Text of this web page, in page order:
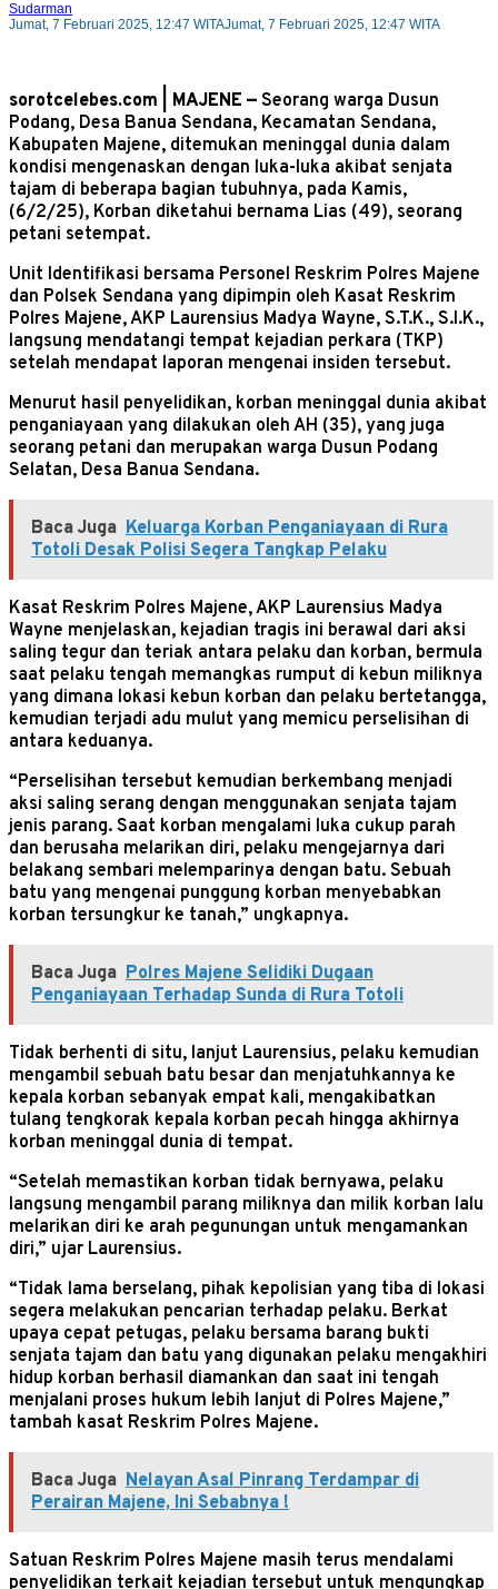
Sudarman
Jumat, 7 Februari 2025, 12:47 WITAJumat, 7 Februari 2025, 12:47 WITA
sorotcelebes.com | MAJENE — Seorang warga Dusun
Podang, Desa Banua Sendana, Kecamatan Sendana,
Kabupaten Majene, ditemukan meninggal dunia dalam
kondisi mengenaskan dengan luka-luka akibat senjata
tajam di beberapa bagian tubuhnya, pada Kamis,
(6/2/25), Korban diketahui bernama Lias (49), seorang
petani setempat.
Unit Identifikasi bersama Personel Reskrim Polres Majene
dan Polsek Sendana yang dipimpin oleh Kasat Reskrim
Polres Majene, AKP Laurensius Madya Wayne, S.T.K., S.I.K.,
langsung mendatangi tempat kejadian perkara (TKP)
setelah mendapat laporan mengenai insiden tersebut.
Menurut hasil penyelidikan, korban meninggal dunia akibat
penganiayaan yang dilakukan oleh AH (35), yang juga
seorang petani dan merupakan warga Dusun Podang
Selatan, Desa Banua Sendana.
Baca Juga Keluarga Korban Penganiayaan di Rura
Totoli Desak Polisi Segera Tangkap Pelaku
Kasat Reskrim Polres Majene, AKP Laurensius Madya
Wayne menjelaskan, kejadian tragis ini berawal dari aksi
saling tegur dan teriak antara pelaku dan korban, bermula
saat pelaku tengah memangkas rumput di kebun miliknya
yang dimana lokasi kebun korban dan pelaku bertetangga,
kemudian terjadi adu mulut yang memicu perselisihan di
antara keduanya.
“Perselisihan tersebut kemudian berkembang menjadi
aksi saling serang dengan menggunakan senjata tajam
jenis parang. Saat korban mengalami luka cukup parah
dan berusaha melarikan diri, pelaku mengejarnya dari
belakang sembari melemparinya dengan batu. Sebuah
batu yang mengenai punggung korban menyebabkan
korban tersungkur ke tanah,” ungkapnya.
Baca Juga Polres Majene Selidiki Dugaan
Penganiayaan Terhadap Sunda di Rura Totoli
Tidak berhenti di situ, lanjut Laurensius, pelaku kemudian
mengambil sebuah batu besar dan menjatuhkannya ke
kepala korban sebanyak empat kali, mengakibatkan
tulang tengkorak kepala korban pecah hingga akhirnya
korban meninggal dunia di tempat.
“Setelah memastikan korban tidak bernyawa, pelaku
langsung mengambil parang miliknya dan milik korban lalu
melarikan diri ke arah pegunungan untuk mengamankan
diri,” ujar Laurensius.
“Tidak lama berselang, pihak kepolisian yang tiba di lokasi
segera melakukan pencarian terhadap pelaku. Berkat
upaya cepat petugas, pelaku bersama barang bukti
senjata tajam dan batu yang digunakan pelaku mengakhiri
hidup korban berhasil diamankan dan saat ini tengah
menjalani proses hukum lebih lanjut di Polres Majene,”
tambah kasat Reskrim Polres Majene.
Baca Juga Nelayan Asal Pinrang Terdampar di
Perairan Majene, Ini Sebabnya !
Satuan Reskrim Polres Majene masih terus mendalami
penyelidikan terkait kejadian tersebut untuk mengungkap